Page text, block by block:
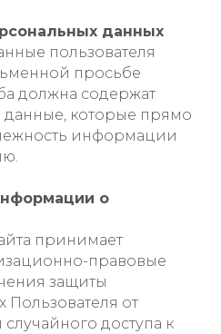
данных
пользователя
просьбе
должна содержат
которые прямо
информации
о
принимает
правовые
защиты
Пользователя от
доступа к